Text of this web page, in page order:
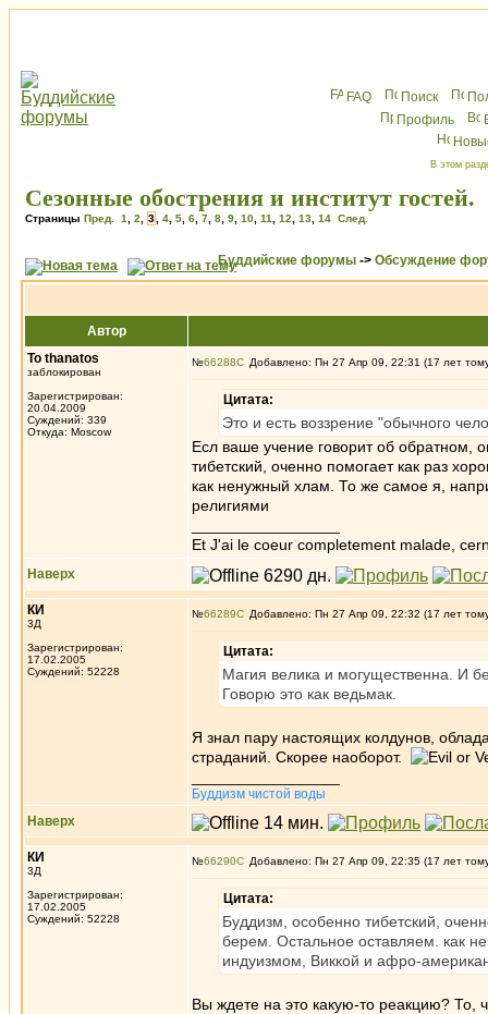
FAQ Поиск
Профиль
В этом
Сезонные обострения и институт гостей.
Страницы Пред. 1 2 3 4 5 6 7 8 9 10 11 12 13 14 След.
Буддийские форумы -> Обсуждение
Автор
To thanatos
заблокирован
Зарегистрирован:
20.04.2009
Суждений: 339
Откуда: Moscow
№66288 Добавлено: Пн 27 Апр 09, 22:31 (17 лет
Цитата:
Это и есть воззрение "обычного
Есл ваше учение говорит об обратном,
тибетский, оченно помогает как раз
как ненужный хлам. То же самое я,
религиями
Et J'ai le coeur completement malade,
Наверх
КИ
3Д
Зарегистрирован:
17.02.2005
Суждений: 52228
№66289 Добавлено: Пн 27 Апр 09, 22:32 (17 лет
Цитата:
Магия велика и могущественна. И
Говорю это как ведьмак.
Я знал пару настоящих колдунов,
страданий. Скорее наоборот.
Буддизм чистой воды
Наверх
КИ
3Д
Зарегистрирован:
17.02.2005
Суждений: 52228
№66290 Добавлено: Пн 27 Апр 09, 22:35 (17 лет
Цитата:
Буддизм, особенно тибетский,
берем. Остальное оставляем. как
индуизмом, Виккой и афро-
Вы ждете на это какую-то реакцию? То,